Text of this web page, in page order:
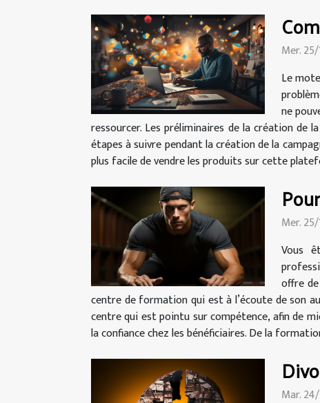
Mer.
Le
ne
ressourcer. Les préliminaires de la création de
étapes à suivre pendant la création de la
plus facile de vendre les produits sur cette
Mer.
Vous
offre
centre de formation qui est à l’écoute de son
centre qui est pointu sur compétence, afin de
la confiance chez les bénéficiaires. De la
Mar.